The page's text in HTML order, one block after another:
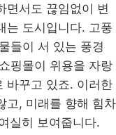
면서도 끊임없이 변
는 도시입니다. 고풍
들이 서 있는 풍경
핑몰이 위용을 자랑
바꾸고 있죠. 이러한
고, 미래를 향해 힘차
실히 보여줍니다.